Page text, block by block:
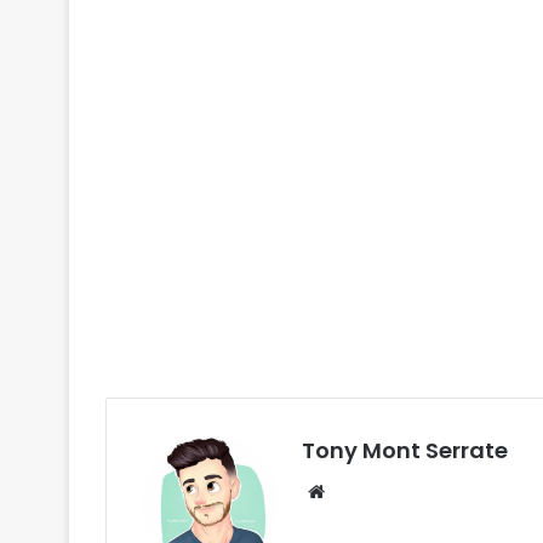
Tony Mont Serrate